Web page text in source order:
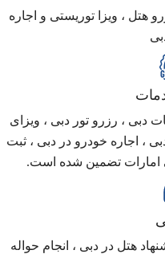
هتل ، ویزا توریستی و اجاره
دبی ، رزرو تور دبی ، ویزای
، اجاره خودرو در دبی ، ثبت
امارات تضمین شده است.
هتل در دبی ، انجام حواله